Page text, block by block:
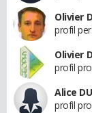
Olivier
profil
Olivier
profil
Alice
profil